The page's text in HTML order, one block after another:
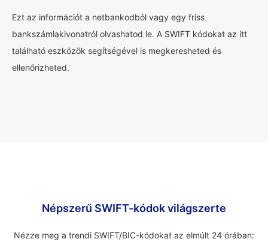
Ezt az információt a netbankodból vagy egy friss
bankszámlakivonatról olvashatod le. A SWIFT kódokat az itt
található eszközök segítségével is megkeresheted és
ellenőrizheted.
Népszerű SWIFT-kódok világszerte
Nézze meg a trendi SWIFT/BIC-kódokat az elmúlt 24 órában: